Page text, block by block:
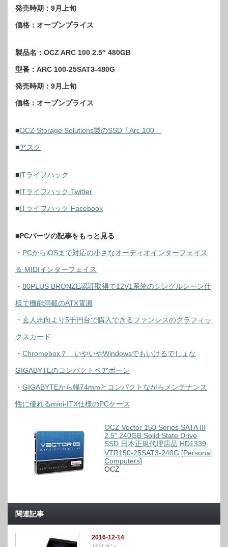
発売時期：9月上旬
価格：オープンプライス
製品名：OCZ ARC 100 2.5″ 480GB
型番：ARC 100-25SAT3-480G
発売時期：9月上旬
価格：オープンプライス
■OCZ Storage Solutions製のSSD「Arc 100」
■アスク
■ITライフハック
■ITライフハック Twitter
■ITライフハック Facebook
■PCパーツの記事をもっと見る
・ PCからiOSまで対応の小さなオーディオインターフェイス
＆ MIDIインターフェイス
・ 80PLUS BRONZE認証取得で12V1系統のシングルレーン仕
様で機能満載のATX電源
・ 玄人志向より5千円台で購入できるファンレスのグラフィッ
クスカード
・ Chromebox？ いやいやWindowsでもいけるでしょな
GIGABYTEのコンパクトベアボーン
・ GIGABYTEから幅74mmとコンパクトながらメンテナンス
性に優れるmini-ITX仕様のPCケース
OCZ Vector 150 Series SATA III
2.5" 240GB Solid State Drive
SSD 日本正規代理店品 HD1339
VTR150-25SAT3-240G [Personal
Computers]
OCZ
関連記事
2016-12-14